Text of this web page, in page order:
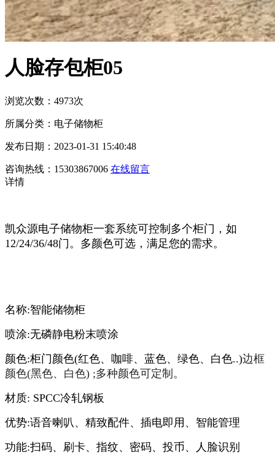
人脸存包柜05
浏览次数：4973次
所属分类：电子储物柜
发布日期：2023-01-31 15:40:48
咨询热线：15303867006 在线留言
详情
凯众源电子储物柜一套系统可控制多个柜门，如
12/24/36/48门。多颜色可选，满足您的需求。
名称:智能储物柜
喷涂:无磷静电粉末喷涂
颜色:柜门颜色(红色、咖啡、蓝色、绿色、白色..)边框
颜色(黑色、白色) ;多种颜色可定制。
材质: SPCC冷轧钢板
优势:语音喇叭、精致配件、插电即用、智能管理
功能:扫码、刷卡、指纹、密码、投币、人脸识别